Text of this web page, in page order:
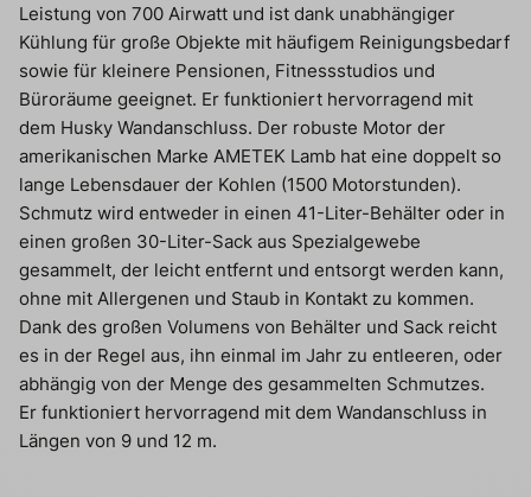
Leistung von 700 Airwatt und ist dank unabhängiger
Kühlung für große Objekte mit häufigem Reinigungsbedarf
sowie für kleinere Pensionen, Fitnessstudios und
Büroräume geeignet. Er funktioniert hervorragend mit
dem Husky Wandanschluss. Der robuste Motor der
amerikanischen Marke AMETEK Lamb hat eine doppelt so
lange Lebensdauer der Kohlen (1500 Motorstunden).
Schmutz wird entweder in einen 41-Liter-Behälter oder in
einen großen 30-Liter-Sack aus Spezialgewebe
gesammelt, der leicht entfernt und entsorgt werden kann,
ohne mit Allergenen und Staub in Kontakt zu kommen.
Dank des großen Volumens von Behälter und Sack reicht
es in der Regel aus, ihn einmal im Jahr zu entleeren, oder
abhängig von der Menge des gesammelten Schmutzes.
Er funktioniert hervorragend mit dem Wandanschluss in
Längen von 9 und 12 m.